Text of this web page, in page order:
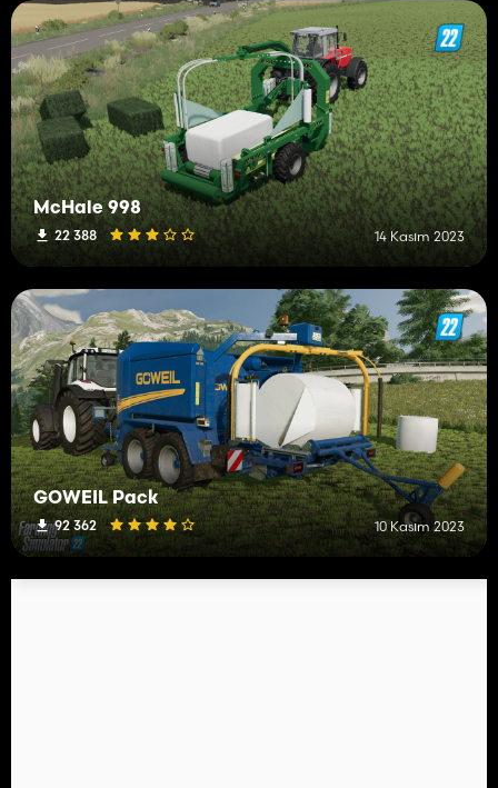
McHale 998
22 388 14 Kasım 2023
GÖWEIL Pack
92 362 10 Kasım 2023